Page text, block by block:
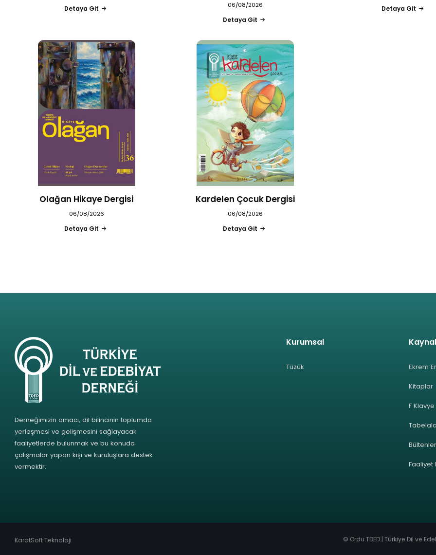
Detaya Git 06/08/2026
Detaya Git
Detaya Git
Olağan Hikaye Dergisi
06/08/2026
Detaya Git
Kardelen Çocuk Dergisi
06/08/2026
Detaya Git
Derneğimizin amacı, dil bilincinin toplumda
yerleşmesi ve gelişmesini sağlayacak
faaliyetlerde bulunmak ve bu konuda
çalışmalar yapan kişi ve kuruluşlara destek
vermektir.
Kurumsal
Tüzük Ekrem
Kitaplar
F Klavye
Faaliyet
© Ordu TDED | Türkiye Dil ve
KaratSoft Teknoloji